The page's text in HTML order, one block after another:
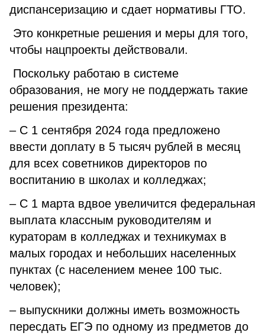
диспансеризацию и сдает нормативы ГТО.
Это конкретные решения и меры для того,
чтобы нацпроекты действовали.
Поскольку работаю в системе
образования, не могу не поддержать такие
решения президента:
– С 1 сентября 2024 года предложено
ввести доплату в 5 тысяч рублей в месяц
для всех советников директоров по
воспитанию в школах и колледжах;
– С 1 марта вдвое увеличится федеральная
выплата классным руководителям и
кураторам в колледжах и техникумах в
малых городах и небольших населенных
пунктах (с населением менее 100 тыс.
человек);
– выпускники должны иметь возможность
пересдать ЕГЭ по одному из предметов до